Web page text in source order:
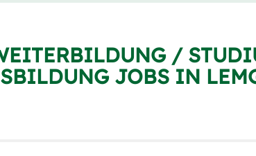
/
JOBS IN